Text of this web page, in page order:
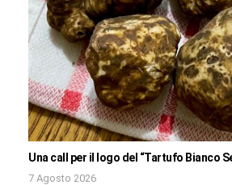
Una call per il logo del “Tartufo Bianco
7 Agosto 2026